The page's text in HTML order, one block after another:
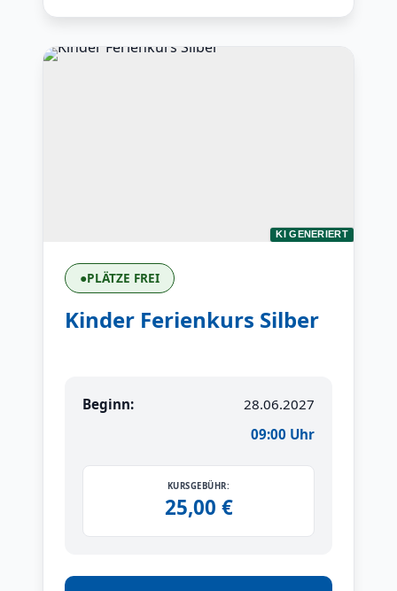
KI GENERIERT
●PLÄTZE FREI
Kinder Ferienkurs Silber
Beginn:
28.06.2027
09:00 Uhr
KURSGEBÜHR:
25,00 €